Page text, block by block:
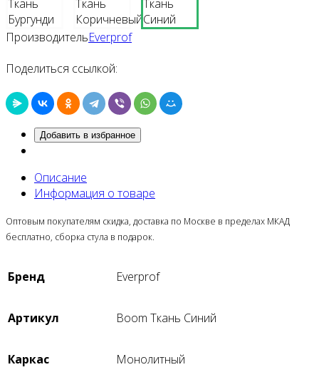
ПроизводительEverprof
Поделиться ссылкой:
Добавить в избранное
Описание
Информация о товаре
Оптовым покупателям скидка, доставка по Москве в пределах МКАД
бесплатно, сборка стула в подарок.
Бренд Everprof
Артикул Boom Ткань Синий
Каркас Монолитный